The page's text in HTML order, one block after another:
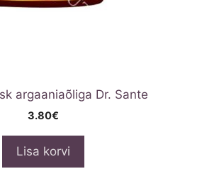
argaaniaõliga Dr. Sante
3.80€
Lisa korvi